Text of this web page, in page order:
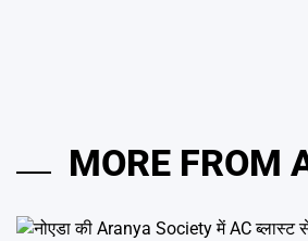
MORE FROM